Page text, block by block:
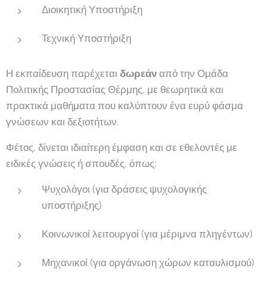
Διοικητική Υποστήριξη
Τεχνική Υποστήριξη
Η εκπαίδευση παρέχεται δωρεάν από την Ομάδα
Πολιτικής Προστασίας Θέρμης, με θεωρητικά και
πρακτικά μαθήματα που καλύπτουν ένα ευρύ φάσμα
γνώσεων και δεξιοτήτων.
Φέτος, δίνεται ιδιαίτερη έμφαση και σε εθελοντές με
ειδικές γνώσεις ή σπουδές, όπως:
Ψυχολόγοι (για δράσεις ψυχολογικής
υποστήριξης)
Κοινωνικοί λειτουργοί (για μέριμνα πληγέντων)
Μηχανικοί (για οργάνωση χώρων καταυλισμού)